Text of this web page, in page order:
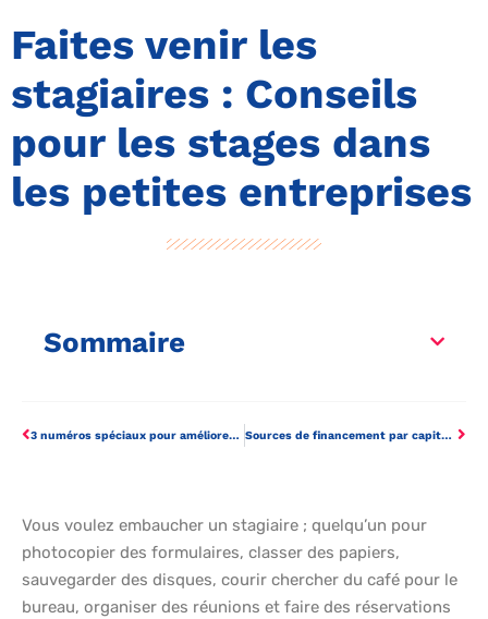
Faites venir les
stagiaires : Conseils
pour les stages dans
les petites entreprises
Sommaire
3 numéros spéciaux pour améliorer la relation client Sources de financement par capitaux propres
Vous voulez embaucher un stagiaire ; quelqu’un pour
photocopier des formulaires, classer des papiers,
sauvegarder des disques, courir chercher du café pour le
bureau, organiser des réunions et faire des réservations